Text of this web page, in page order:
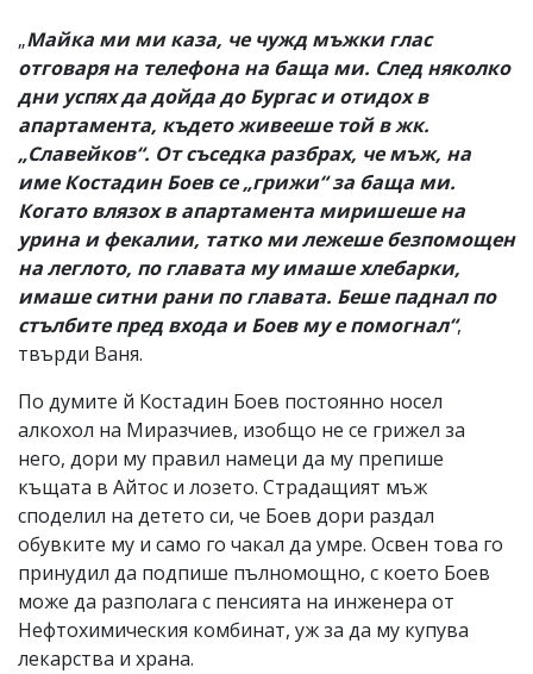
„Майка ми ми каза, че чужд мъжки глас
отговаря на телефона на баща ми. След няколко
дни успях да дойда до Бургас и отидох в
апартамента, където живееше той в жк.
„Славейков“. От съседка разбрах, че мъж, на
име Костадин Боев се „грижи“ за баща ми.
Когато влязох в апартамента миришеше на
урина и фекалии, татко ми лежеше безпомощен
на леглото, по главата му имаше хлебарки,
имаше ситни рани по главата. Беше паднал по
стълбите пред входа и Боев му е помогнал“,
твърди Ваня.
По думите й Костадин Боев постоянно носел
алкохол на Миразчиев, изобщо не се грижел за
него, дори му правил намеци да му препише
къщата в Айтос и лозето. Страдащият мъж
споделил на детето си, че Боев дори раздал
обувките му и само го чакал да умре. Освен това го
принудил да подпише пълномощно, с което Боев
може да разполага с пенсията на инженера от
Нефтохимическия комбинат, уж за да му купува
лекарства и храна.